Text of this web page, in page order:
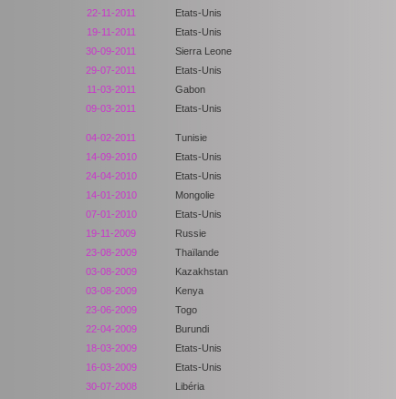
22-11-2011
Etats-Unis
19-11-2011 Etats-Unis
30-09-2011
Sierra Leone
29-07-2011
Etats-Unis
11-03-2011
Gabon
09-03-2011
Etats-Unis
04-02-2011 Tunisie
14-09-2010
Etats-Unis
24-04-2010 Etats-Unis
14-01-2010
Mongolie
07-01-2010
Etats-Unis
19-11-2009
Russie
23-08-2009 Thaïlande
03-08-2009
Kazakhstan
03-08-2009
Kenya
23-06-2009 Togo
22-04-2009 Burundi
18-03-2009
Etats-Unis
16-03-2009 Etats-Unis
30-07-2008
Libéria